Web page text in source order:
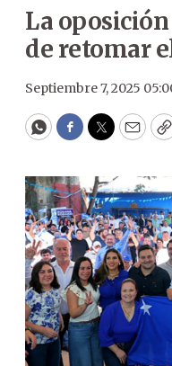
La
de retomar
Septiembre 7, 2025
WhatsApp
Facebook
Twitter